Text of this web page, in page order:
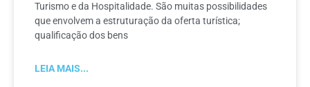
Turismo e da Hospitalidade. São muitas possibilidades
que envolvem a estruturação da oferta turística;
qualificação dos bens
LEIA MAIS...